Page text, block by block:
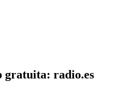
gratuita: radio.es